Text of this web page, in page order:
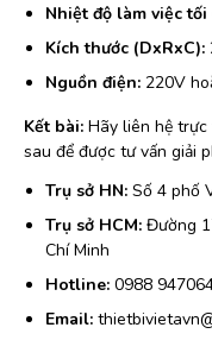
Nhiệt độ làm việc tối
Kích thước (DxRxC):
Nguồn điện: 220V
Kết bài: Hãy liên hệ
sau để được tư vấn giải
Trụ sở HN: Số 4 phố
Trụ sở HCM: Đường
Chí Minh
Hotline: 0988
Email: